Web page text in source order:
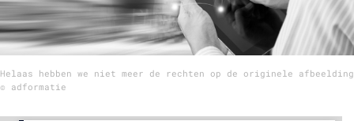
9 sept: GenAI-training
12 nov: MarketingLive!
Adverteren
Events
Helaas hebben we niet meer de rechten op de originele afbeelding
© adformatie